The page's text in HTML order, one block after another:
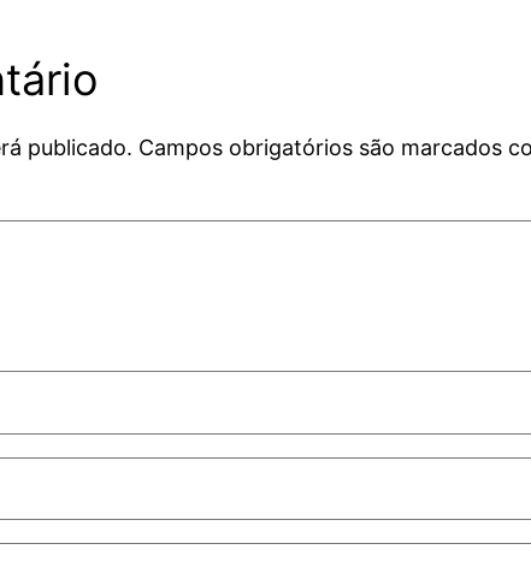
publicado. Campos obrigatórios são marcados